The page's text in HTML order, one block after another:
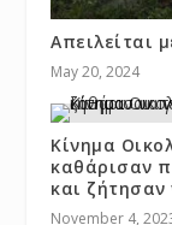
Απειλείται
May 20, 2024
Κίνημα
καθάρισαν
και ζήτησαν
November 4,